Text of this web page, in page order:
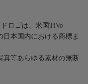
ロゴは、米国TiVo
日本国内における商標ま
真等あらゆる素材の無断